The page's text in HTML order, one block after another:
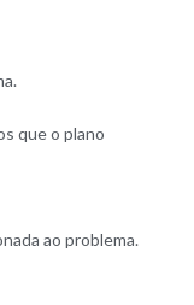
que o plano
ao problema.